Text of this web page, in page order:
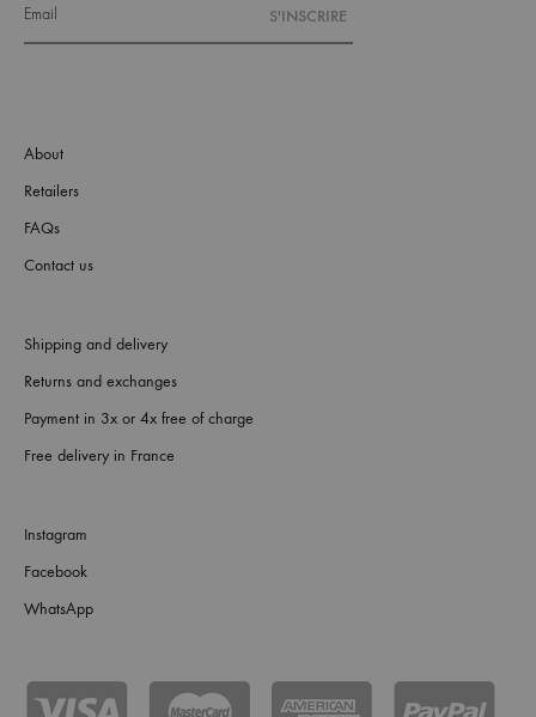
About
Retailers
FAQs
Contact us
Shipping and delivery
Returns and exchanges
Payment in 3x or 4x free of charge
Free delivery in France
Instagram
Facebook
WhatsApp